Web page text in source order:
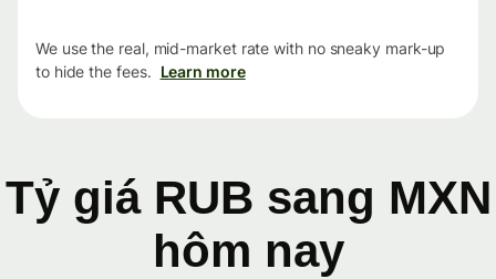
We use the real, mid-market rate with no sneaky mark-up
to hide the fees. Learn more
Tỷ giá RUB sang MXN
hôm nay